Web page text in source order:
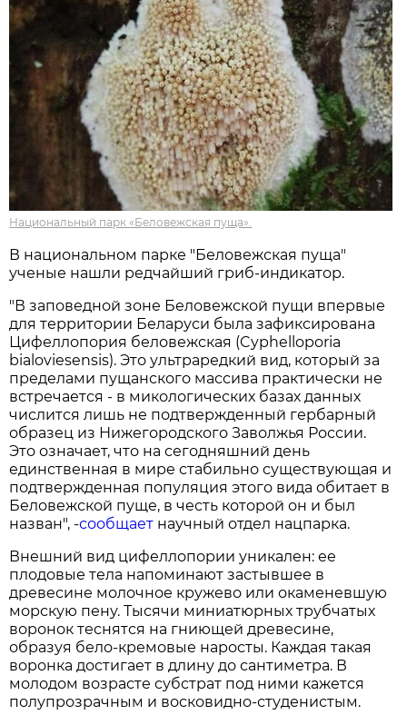
Национальный парк «Беловежская пуща».
В национальном парке "Беловежская пуща"
ученые нашли редчайший гриб-индикатор.
"В заповедной зоне Беловежской пущи впервые
для территории Беларуси была зафиксирована
Цифеллопория беловежская (Cyphelloporia
bialoviesensis). Это ультраредкий вид, который за
пределами пущанского массива практически не
встречается - в микологических базах данных
числится лишь не подтвержденный гербарный
образец из Нижегородского Заволжья России.
Это означает, что на сегодняшний день
единственная в мире стабильно существующая и
подтвержденная популяция этого вида обитает в
Беловежской пуще, в честь которой он и был
назван", -сообщает научный отдел нацпарка.
Внешний вид цифеллопории уникален: ее
плодовые тела напоминают застывшее в
древесине молочное кружево или окаменевшую
морскую пену. Тысячи миниатюрных трубчатых
воронок теснятся на гниющей древесине,
образуя бело-кремовые наросты. Каждая такая
воронка достигает в длину до сантиметра. В
молодом возрасте субстрат под ними кажется
полупрозрачным и восковидно-студенистым.